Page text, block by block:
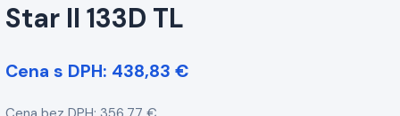
Star II 133D TL
Cena s DPH: 438,83 €